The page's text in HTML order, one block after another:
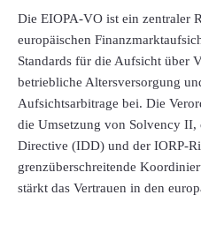
Die EIOPA-VO ist ein zentraler
europäischen
Standards für die Aufsicht über
betriebliche Altersversorgung
Aufsichtsarbitrage bei. Die
die Umsetzung von Solvency
Directive (IDD) und der IORP-
grenzüberschreitende
stärkt das Vertrauen in den